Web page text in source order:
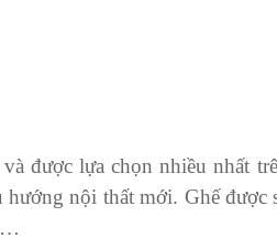
được lựa chọn nhiều nhất
nội thất mới. Ghế được